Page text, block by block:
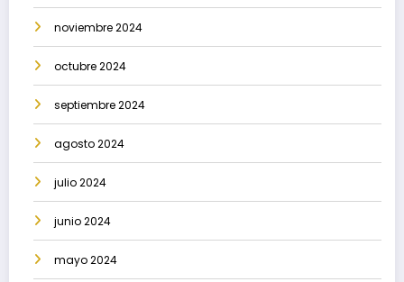
noviembre 2024
octubre 2024
septiembre 2024
agosto 2024
julio 2024
junio 2024
mayo 2024